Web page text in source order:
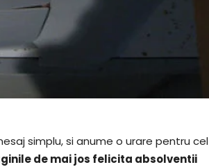
simplu, si anume o urare pentru cel
de mai jos felicita absolventii